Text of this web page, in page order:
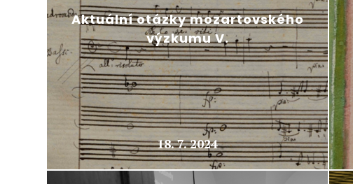
Aktuální otázky mozartovského
výzkumu V.
18. 7. 2024